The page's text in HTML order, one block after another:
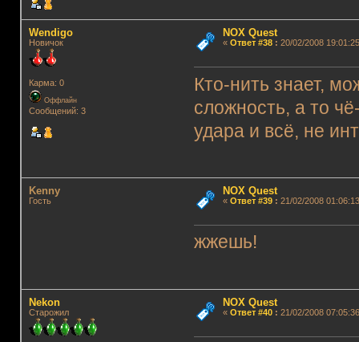
Wendigo
Новичок
Карма: 0
Оффлайн
Сообщений: 3
NOX Quest
« Ответ #38: 20/02/2008
Кто-нить знает,
сложность, а то
удара и всё, не
Kenny
Гость
NOX Quest
« Ответ #39: 21/02/2008
жжешь!
Nekon
Старожил
NOX Quest
« Ответ #40: 21/02/2008